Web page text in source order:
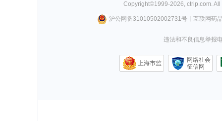
Copyright©1999-2026, ctrip.com.
沪公网备31010502002731号丨 互联网药
违法和不良信息举报
上海市监
网络社会
征信网